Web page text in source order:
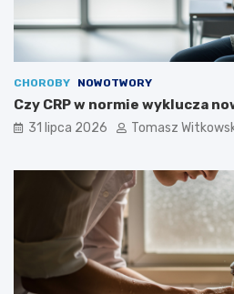
CHOROBY NOWOTWORY
Czy CRP w normie wyklucza
31 lipca 2026 Tomasz